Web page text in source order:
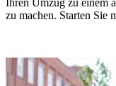
zu machen. Starten Sie